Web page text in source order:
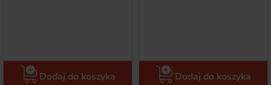
Dodaj do koszyka Dodaj do koszyka